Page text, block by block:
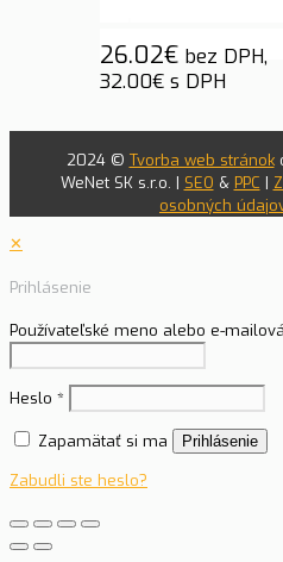
26.02€ bez DPH,
32.00€s DPH
2024 © Tvorba web stránok
WeNet SK s.r.o. | SEO & PPC |
osobných
✕
Prihlásenie
Používateľské meno alebo e-
Heslo *
Zapamätať si ma Prihlásenie
Zabudli ste heslo?